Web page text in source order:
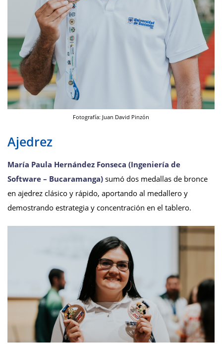
Fotografía: Juan David Pinzón
Ajedrez
María Paula Hernández Fonseca (Ingeniería de
Software – Bucaramanga) sumó dos medallas de bronce
en ajedrez clásico y rápido, aportando al medallero y
demostrando estrategia y concentración en el tablero.